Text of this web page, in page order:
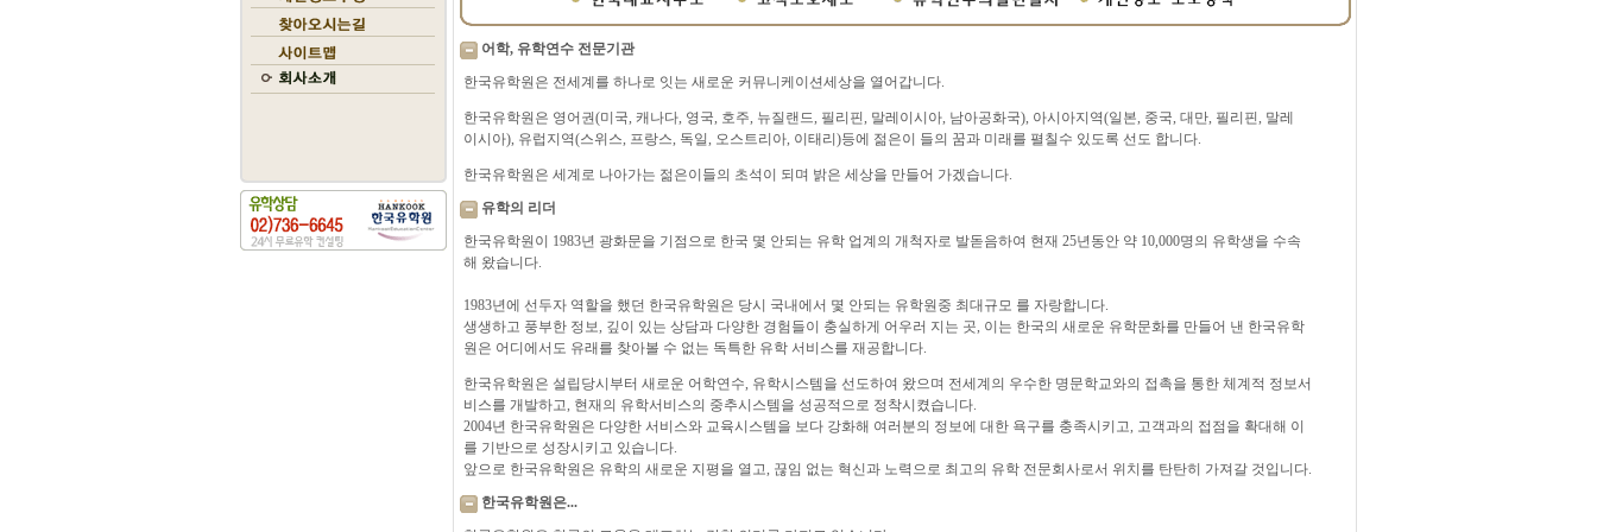
어학, 유학연수 전문기관
한국유학원은 전세계를 하나로 잇는 새로운 커뮤니케이션세상을 열어갑니다.
한국유학원은 영어권(미국, 캐나다, 영국, 호주, 뉴질랜드, 필리핀, 말레이시아, 남아공화국), 아시아지역(일본, 중국, 대만, 필리핀, 말레
이시아), 유럽지역(스위스, 프랑스, 독일, 오스트리아, 이태리)등에 젊은이 들의 꿈과 미래를 펼칠수 있도록 선도 합니다.
한국유학원은 세계로 나아가는 젊은이들의 초석이 되며 밝은 세상을 만들어 가겠습니다.
유학의 리더
한국유학원이 1983년 광화문을 기점으로 한국 몇 안되는 유학 업계의 개척자로 발돋음하여 현재 25년동안 약 10,000명의 유학생을 수속
해 왔습니다.
1983년에 선두자 역할을 했던 한국유학원은 당시 국내에서 몇 안되는 유학원중 최대규모 를 자랑합니다.
생생하고 풍부한 정보, 깊이 있는 상담과 다양한 경험들이 충실하게 어우러 지는 곳, 이는 한국의 새로운 유학문화를 만들어 낸 한국유학
원은 어디에서도 유래를 찾아볼 수 없는 독특한 유학 서비스를 재공합니다.
한국유학원은 설립당시부터 새로운 어학연수, 유학시스템을 선도하여 왔으며 전세계의 우수한 명문학교와의 접촉을 통한 체계적 정보서
비스를 개발하고, 현재의 유학서비스의 중추시스템을 성공적으로 정착시켰습니다.
2004년 한국유학원은 다양한 서비스와 교육시스템을 보다 강화해 여러분의 정보에 대한 욕구를 충족시키고, 고객과의 접점을 확대해 이
를 기반으로 성장시키고 있습니다.
앞으로 한국유학원은 유학의 새로운 지평을 열고, 끊임 없는 혁신과 노력으로 최고의 유학 전문회사로서 위치를 탄탄히 가져갈 것입니다.
한국유학원은...